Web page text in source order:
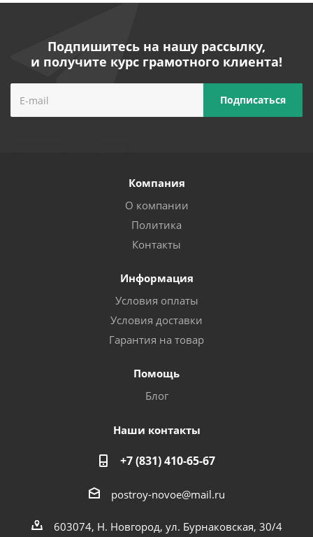
Подпишитесь на нашу рассылку,
и получите курс грамотного клиента!
Компания
О компании
Политика
Контакты
Информация
Условия оплаты
Условия доставки
Гарантия на товар
Помощь
Блог
Наши контакты
+7 (831) 410-65-67
postroy-novoe@mail.ru
603074, Н. Новгород, ул. Бурнаковская, 30/4